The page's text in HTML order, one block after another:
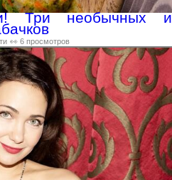
Три необычных и
👀 6 просмотров